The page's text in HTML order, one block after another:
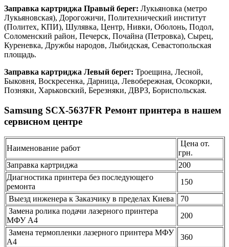
Заправка картриджа Правый берег: Лукьяновка (метро
Лукьяновская), Дорогожичи, Политехнический институт
(Политех, КПИ), Шулявка, Центр, Нивки, Оболонь, Подол,
Соломенский район, Печерск, Почайна (Петровка), Сырец,
Куреневка, Дружбы народов, Лыбидская, Севастопольская
площадь.
Заправка картриджа Левый берег: Троещина, Лесной,
Быковня, Воскресенка, Дарница, Левобережная, Осокорки,
Позняки, Харьковский, Березняки, ДВРЗ, Бориспольская.
Samsung SCX-5637FR Ремонт принтера в нашем
сервисном центре
Наименование работ
Цена от.
грн.
Заправка картриджа
200
Диагностика принтера без последующего
ремонта
150
Выезд инженера к Заказчику в пределах Киева
70
Замена ролика подачи лазерного принтера
МФУ А4
200
Замена термопленки лазерного принтера МФУ
А4
360